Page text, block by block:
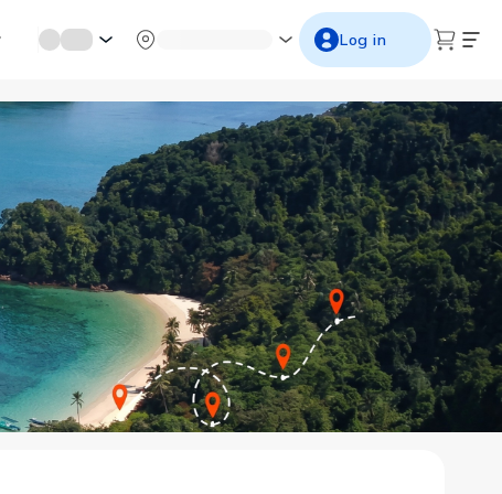
Log in
Từ cố đô đến thành thăng longNgắm hoa